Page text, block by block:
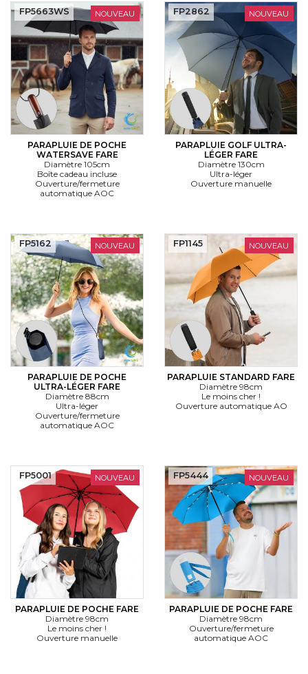
NOUVEAU
PARAPLUIE DE POCHE
WATERSAVE FARE
Diamètre 105cm
Boîte cadeau incluse
Ouverture/fermeture
automatique AOC
FP5663WS NOUVEAU
PARAPLUIE GOLF ULTRA-
LÉGER FARE
Diamètre 130cm
Ultra-léger
Ouverture manuelle
FP2862
NOUVEAU
PARAPLUIE DE POCHE
ULTRA-LÉGER FARE
Diamètre 88cm
Ultra-léger
Ouverture/fermeture
automatique AOC
FP5162 NOUVEAU
PARAPLUIE STANDARD FARE
Diamètre 98cm
Le moins cher !
Ouverture automatique AO
FP1145
NOUVEAU
PARAPLUIE DE POCHE FARE
Diamètre 98cm
Le moins cher !
Ouverture manuelle
FP5001 NOUVEAU
PARAPLUIE DE POCHE FARE
Diamètre 98cm
Ouverture/fermeture
automatique AOC
FP5444